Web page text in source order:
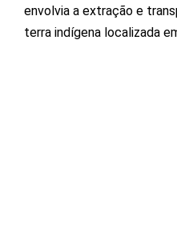
envolvia a extração e
terra indígena localizada